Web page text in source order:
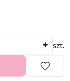
szt.